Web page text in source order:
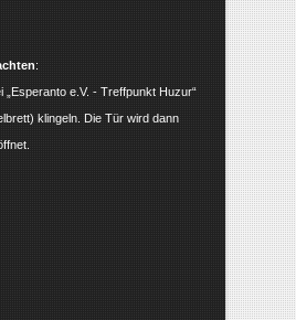
:
„Esperanto e.V. - Treffpunkt Huzur“
klingeln. Die Tür wird dann